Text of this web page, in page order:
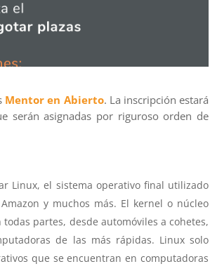
Mentor en Abierto. La inscripción estará
serán asignadas por riguroso orden de
Linux, el sistema operativo final utilizado
y muchos más. El kernel o núcleo
partes, desde automóviles a cohetes,
de las más rápidas. Linux solo
que se encuentran en computadoras